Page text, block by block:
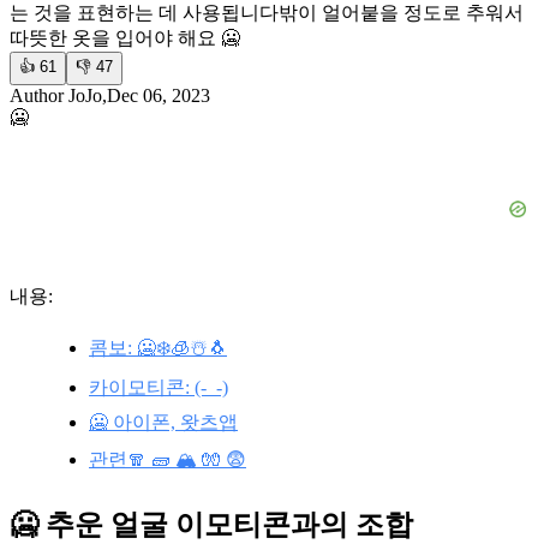
는 것을 표현하는 데 사용됩니다밖이 얼어붙을 정도로 추워서
따뜻한 옷을 입어야 해요 🥶
👍 61 👎 47
Author JoJo,Dec 06, 2023
🥶
내용:
콤보: 🥶❄️🧊☃️🐧
카이모티콘: (-_-)
🥶 아이폰, 왓츠앱
관련🧣 🧱 🏔️ 🧤 😨
🥶 추운 얼굴 이모티콘과의 조합